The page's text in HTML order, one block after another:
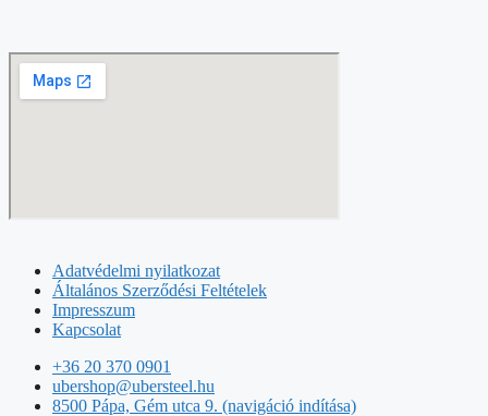
Adatvédelmi nyilatkozat
Általános Szerződési Feltételek
Impresszum
Kapcsolat
+36 20 370 0901
ubershop@ubersteel.hu
8500 Pápa, Gém utca 9. (navigáció indítása)